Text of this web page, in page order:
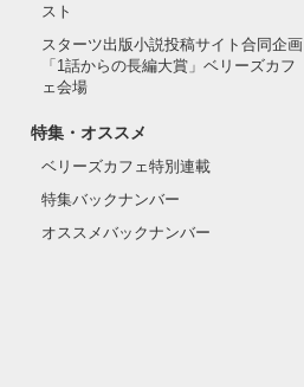
スト
スターツ出版小説投稿サイト合同企画
「1話からの長編大賞」ベリーズカフ
ェ会場
特集・オススメ
ベリーズカフェ特別連載
特集バックナンバー
オススメバックナンバー